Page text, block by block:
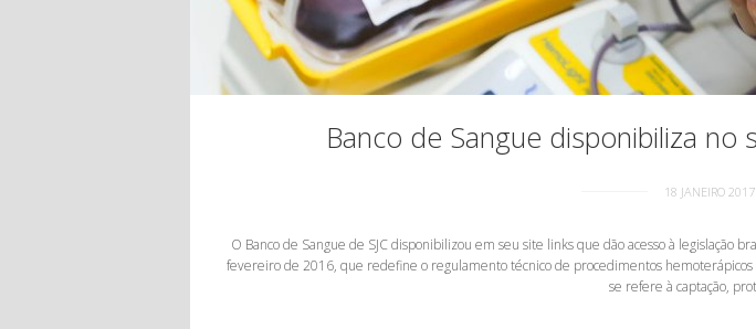
Banco de Sangue disponibiliza no
18 JANEIRO 2017
O Banco de Sangue de SJC disponibilizou em seu site links que dão acesso à legislação
fevereiro de 2016, que redefine o regulamento técnico de procedimentos
se refere à captação,